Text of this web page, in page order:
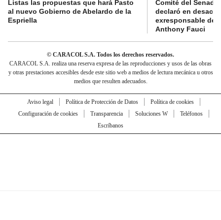
Listas las propuestas que hará Pasto
al nuevo Gobierno de Abelardo de la
Espriella
Comité del Senado
declaró en
exresponsable de
Anthony Fauci
© CARACOL S.A. Todos los derechos reservados.
CARACOL S.A. realiza una reserva expresa de las reproducciones y usos de las obras
y otras prestaciones accesibles desde este sitio web a medios de lectura mecánica u otros
medios que resulten adecuados.
Aviso legal Política de Protección de Datos
Política de cookies
Configuración de cookies
Transparencia Soluciones W
Teléfonos
Escríbanos